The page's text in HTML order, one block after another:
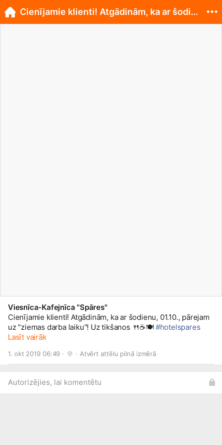
Viesnīca-Kafejnīca "Spāres"
Cienījamie klienti! Atgādinām, ka ar šodienu, 01.10., pārejam
uz "ziemas darba laiku"! Uz tikšanos 🍴☕️🍽️ #hotelspares
Lasīt vairāk
1. okt 2019 06:49 · · Atvērt attēlu pilnā izmērā
Autorizējies, lai komentētu
Cienījamie klienti! Atgādinām, ka ar šodienu,...